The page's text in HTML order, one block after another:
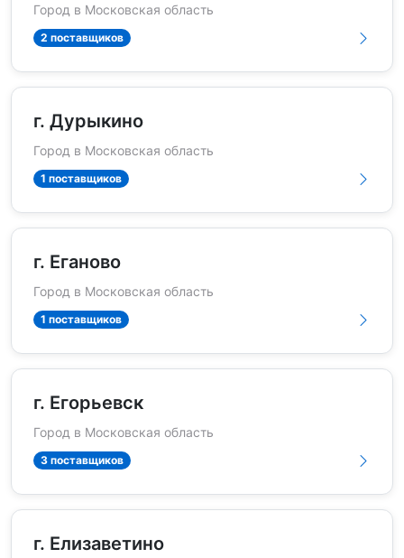
Город в Московская область
2 поставщиков
г. Дурыкино
Город в Московская область
1 поставщиков
г. Еганово
Город в Московская область
1 поставщиков
г. Егорьевск
Город в Московская область
3 поставщиков
г. Елизаветино